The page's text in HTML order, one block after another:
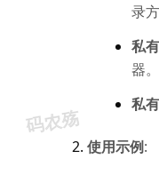
录方
私
器。
私
使用示例: